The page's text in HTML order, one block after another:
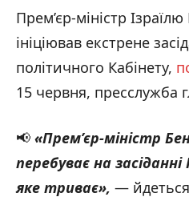
Прем’єр-міністр
ініціював екстрене
політичного Кабінету,
15 червня, пресслужба
📢 «Прем’єр-міністр
перебуває на
яке триває», —